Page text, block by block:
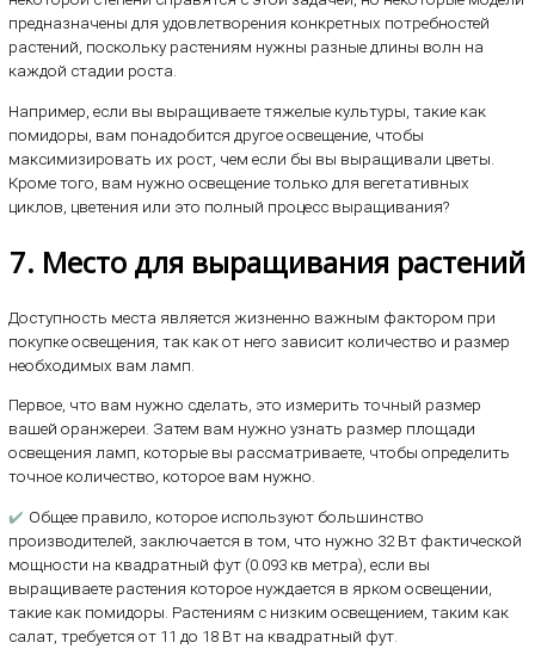
предназначены для удовлетворения конкретных потребностей
растений, поскольку растениям нужны разные длины волн на
каждой стадии роста.
Например, если вы выращиваете тяжелые культуры, такие как
помидоры, вам понадобится другое освещение, чтобы
максимизировать их рост, чем если бы вы выращивали цветы.
Кроме того, вам нужно освещение только для вегетативных
циклов, цветения или это полный процесс выращивания?
7. Место для выращивания растений
Доступность места является жизненно важным фактором при
покупке освещения, так как от него зависит количество и размер
необходимых вам ламп.
Первое, что вам нужно сделать, это измерить точный размер
вашей оранжереи. Затем вам нужно узнать размер площади
освещения ламп, которые вы рассматриваете, чтобы определить
точное количество, которое вам нужно.
✔️ Общее правило, которое используют большинство
производителей, заключается в том, что нужно 32 Вт фактической
мощности на квадратный фут (0.093 кв метра), если вы
выращиваете растения которое нуждается в ярком освещении,
такие как помидоры. Растениям с низким освещением, таким как
салат, требуется от 11 до 18 Вт на квадратный фут.